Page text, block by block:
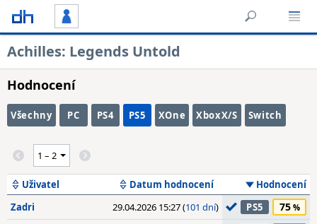
Achilles: Legends Untold
Hodnocení
Všechny PC PS4 PS5 XOne XboxX/S Switch
Uživatel Datum hodnocení
Hodnocení
Zadri
29.04.2026 15:27 (101 dní) PS5 75